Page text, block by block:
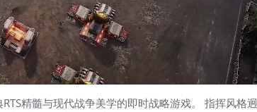
精髓与现代战争美学的即时战略游戏。 指挥风格迥